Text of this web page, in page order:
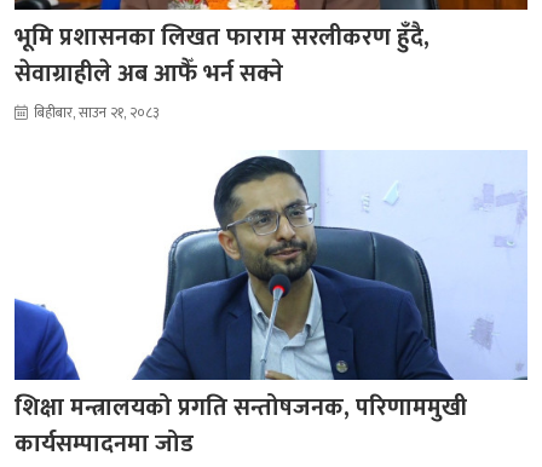
भूमि प्रशासनका लिखत फाराम सरलीकरण हुँदै,
सेवाग्राहीले अब आफैँ भर्न सक्ने
बिहीबार, साउन २१, २०८३
शिक्षा मन्त्रालयको प्रगति सन्तोषजनक, परिणाममुखी
कार्यसम्पादनमा जोड